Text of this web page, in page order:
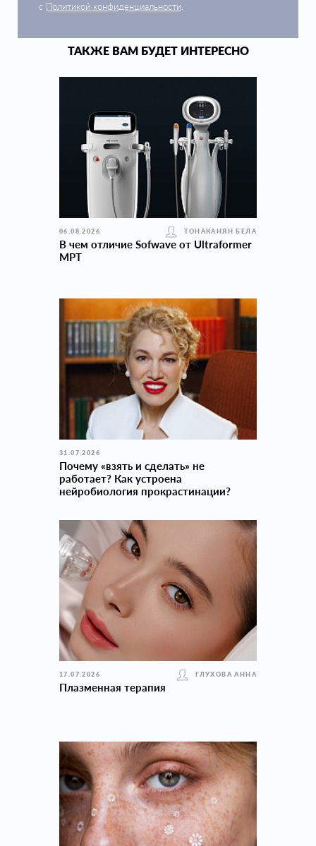
с Политикой конфиденциальности
ТАКЖЕ ВАМ БУДЕТ ИНТЕРЕСНО
06.08.2026 ТОНАКАНЯН БЕЛА
В чем отличие Sofwave от Ultraformer
MPT
31.07.2026
Почему «взять и сделать» не
работает? Как устроена
нейробиология прокраcтинации?
17.07.2026 ГЛУХОВА АННА
Плазменная терапия